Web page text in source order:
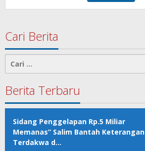
Cari Berita
Cari
Berita Terbaru
Sidang Penggelapan Rp.5 Miliar
Memanas” Salim Bantah Keterangan
Terdakwa d…